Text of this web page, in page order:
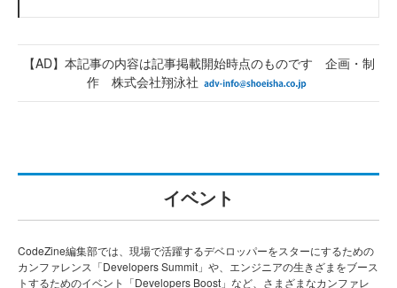
【AD】本記事の内容は記事掲載開始時点のものです 企画・制
作 株式会社翔泳社
イベント
CodeZine編集部では、現場で活躍するデベロッパーをスターにするための
カンファレンス「Developers Summit」や、エンジニアの生きざまをブース
トするためのイベント「Developers Boost」など、さまざまなカンファレ